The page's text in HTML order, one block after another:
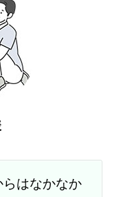
はなかなか